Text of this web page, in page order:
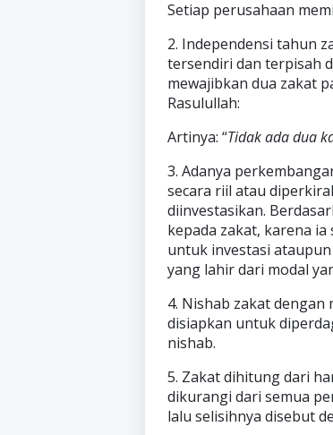
Setiap perusahaan
2. Independensi tahun
tersendiri dan terpisah
mewajibkan dua zakat
Rasulullah:
Artinya: “Tidak ada dua
3. Adanya
secara riil atau
diinvestasikan.
kepada zakat, karena
untuk investasi
yang lahir dari modal
4. Nishab zakat
disiapkan untuk
nishab.
5. Zakat dihitung dari
dikurangi dari semua
lalu selisihnya disebut